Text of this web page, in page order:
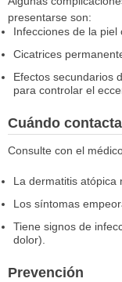
presentarse son:
Infecciones de la
Cicatrices
Efectos secundarios
para controlar el
Cuándo
Consulte con el
La dermatitis atópica
Los síntomas
Tiene signos de
dolor).
Prevención